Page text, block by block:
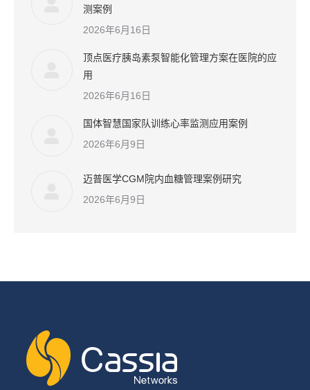
测案例
2026年6月16日
顶点医疗胰岛素泵智能化管理方案在医院的应
用
2026年6月16日
国体智慧国家队训练心率监测应用案例
2026年6月9日
迈普医学CGM院内血糖管理案例研究
2026年6月9日